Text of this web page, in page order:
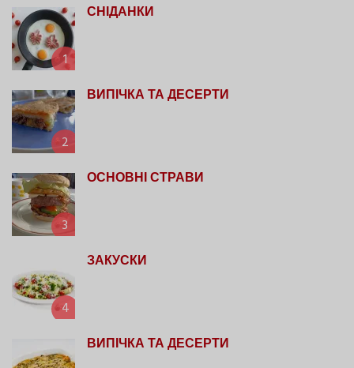
1
СНІДАНКИ
2
ВИПІЧКА ТА ДЕСЕРТИ
3
ОСНОВНІ СТРАВИ
4
ЗАКУСКИ
ВИПІЧКА ТА ДЕСЕРТИ